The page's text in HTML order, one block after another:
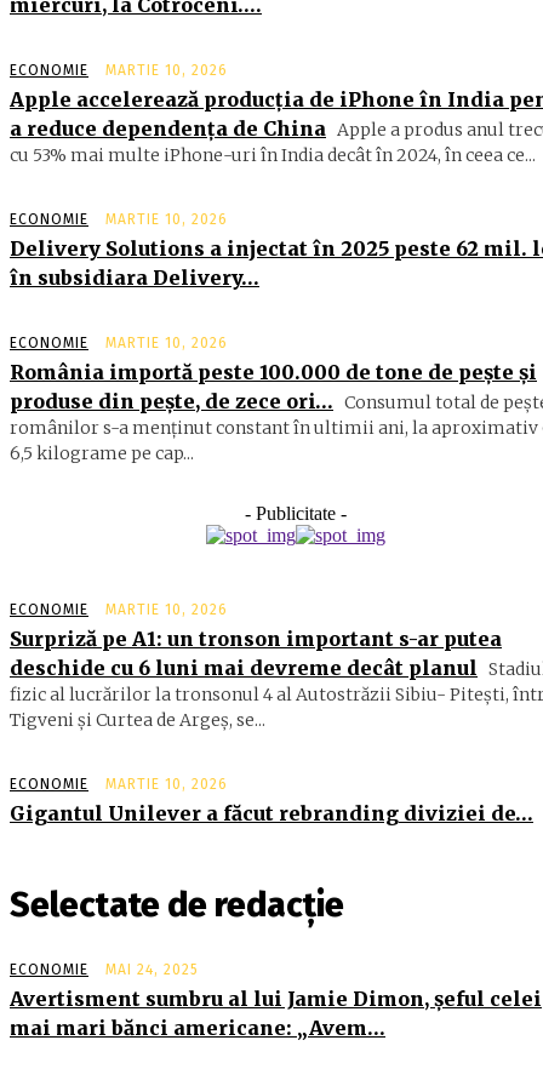
miercuri, la Cotroceni….
ECONOMIE MARTIE 10, 2026
Apple accelerează producția de iPhone în India
a reduce dependența de China Apple a produs anul
cu 53% mai multe iPhone-uri în India decât în 2024, în ceea ce...
ECONOMIE MARTIE 10, 2026
Delivery Solutions a injectat în 2025 peste 62 mil.
în subsidiara Delivery…
ECONOMIE MARTIE 10, 2026
România importă peste 100.000 de tone de peşte şi
produse din peşte, de zece ori… Consumul total de
ro­mâ­nilor s-a menţinut constant în ul­timii ani, la aproximativ
6,5 ki­lograme pe cap...
- Publicitate -
ECONOMIE MARTIE 10, 2026
Surpriză pe A1: un tronson important s-ar putea
deschide cu 6 luni mai devreme decât planul
fizic al lucrărilor la tronsonul 4 al Autostrăzii Sibiu- Piteşti,
Tigveni şi Curtea de Argeş, se...
ECONOMIE MARTIE 10, 2026
Gigantul Unilever a făcut rebranding diviziei de…
Selectate de redacție
ECONOMIE MAI 24, 2025
Avertisment sumbru al lui Jamie Dimon, şeful celei
mai mari bănci americane: „Avem…